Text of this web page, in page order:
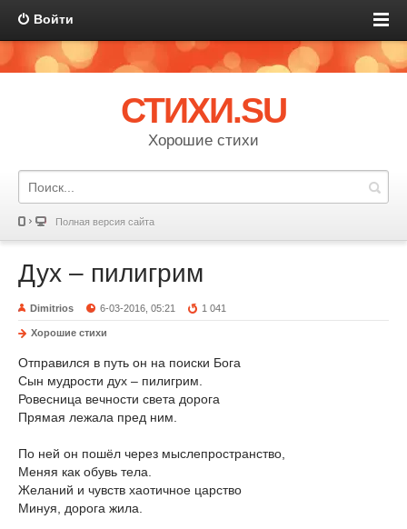
Войти
СТИХИ.SU
Хорошие стихи
Полная версия сайта
Дух – пилигрим
Dimitrios 6-03-2016, 05:21 1 041
Хорошие стихи
Отправился в путь он на поиски Бога
Сын мудрости дух – пилигрим.
Ровесница вечности света дорога
Прямая лежала пред ним.
По ней он пошёл через мыслепространство,
Меняя как обувь тела.
Желаний и чувств хаотичное царство
Минуя, дорога жила.